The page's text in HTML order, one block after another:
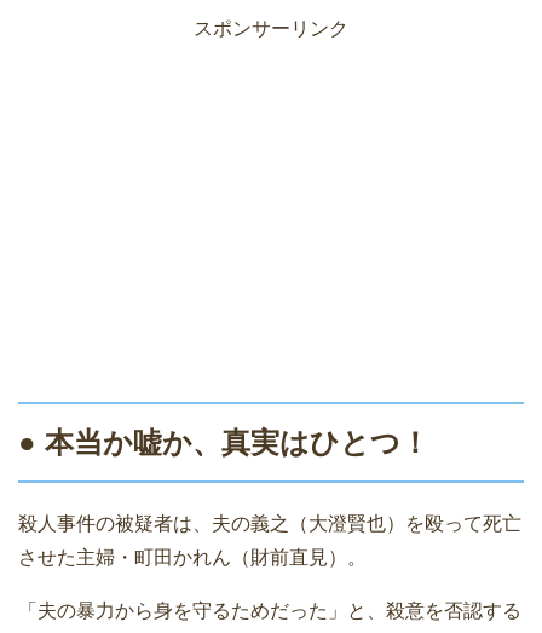
スポンサーリンク
● 本当か嘘か、真実はひとつ！
殺人事件の被疑者は、夫の義之（大澄賢也）を殴って死亡
させた主婦・町田かれん（財前直見）。
「夫の暴力から身を守るためだった」と、殺意を否認する